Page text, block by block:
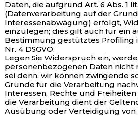
Daten, die aufgrund Art. 6 Abs. 1
(Datenverarbeitung auf der
Interessenabwägung) erfolgt,
einzulegen; dies gilt auch für ein
Bestimmung gestütztes Profiling
Nr. 4 DSGVO.
Legen Sie Widerspruch ein,
personenbezogenen Daten nicht
sei denn, wir können zwingende
Gründe für die Verarbeitung
Interessen, Rechte und
die Verarbeitung dient der
Ausübung oder Verteidigung von